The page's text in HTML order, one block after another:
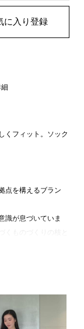
に入り登録
くフィット。ソック
点を構えるブラン
識が息づいていま
ら、一足一足が生み
場合に限り出荷さ